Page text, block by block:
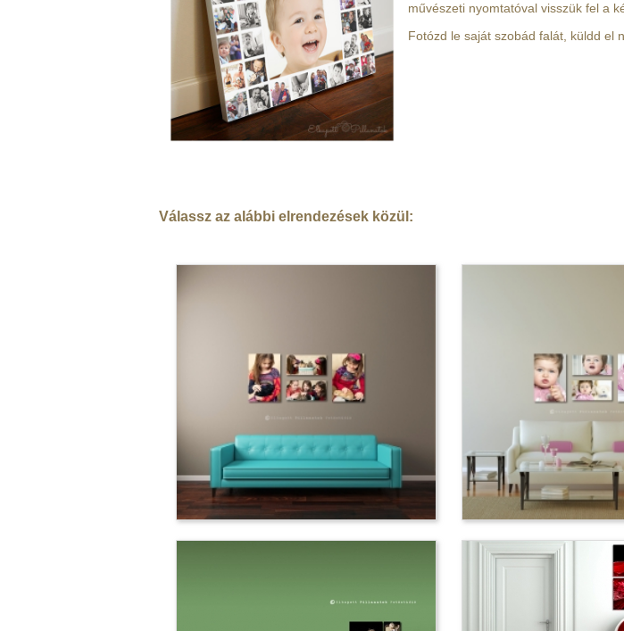
művészeti nyomtatóval visszük fel a
Fotózd le saját szobád falát, küldd el
Válassz az alábbi elrendezések közül: